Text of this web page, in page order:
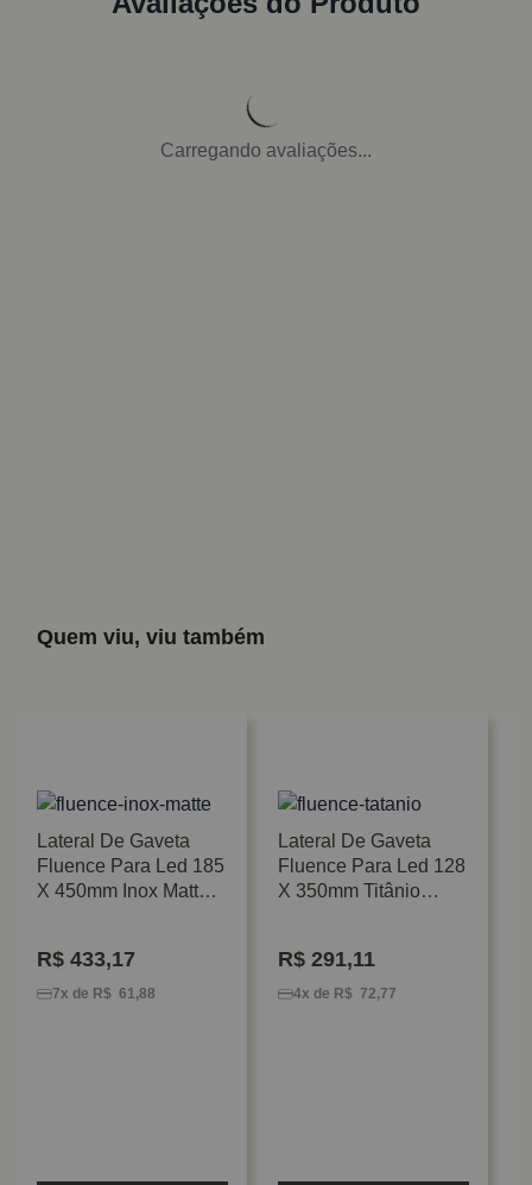
Carregando avaliações...
Quem viu, viu também
Lateral De Gaveta
Fluence Para Led 185
X 450mm Inox Matte
R$ 433,17
7x de R$ 61,88
Lateral De Gaveta
Fluence Para Led 128
X 350mm Titânio
R$ 291,11
4x de R$ 72,77